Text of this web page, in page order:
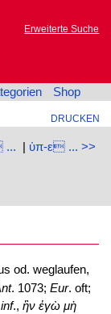
Erweiterte Suche
Shop
DRUCKEN
... | ὑπ-ε ... >>
od. weglaufen,
. 1073; Eur. oft;
., ἢν ἐγὼ μὴ